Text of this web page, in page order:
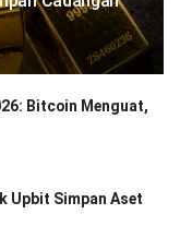
Bitcoin Menguat,
Upbit Simpan Aset